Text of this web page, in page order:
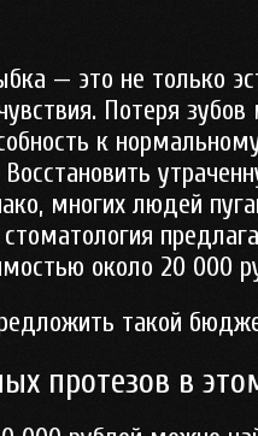
— это не только
Потеря
к
многих людей
около 20 000
такой
протезов в